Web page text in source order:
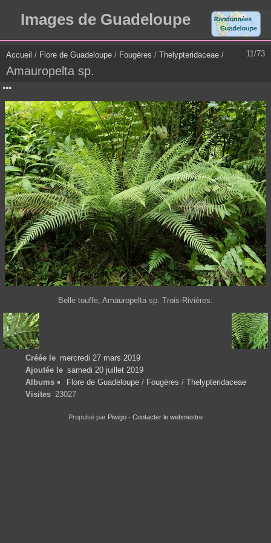
Images de Guadeloupe
11/73
Accueil / Flore de Guadeloupe / Fougères / Thelypteridaceae /
Amauropelta sp.
Belle touffe, Amauropelta sp. Trois-Rivières.
Créée le mercredi 27 mars 2019
Ajoutée le samedi 20 juillet 2019
Albums
Flore de Guadeloupe/ Fougères / Thelypteridaceae
Visites 23027
Propulsé par Piwigo - Contacter le webmestre